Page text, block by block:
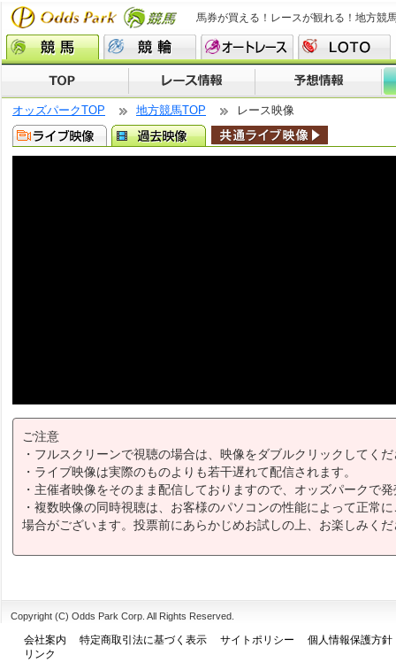
馬券が買える！レースが観れる！地方競
オッズパークTOP 地方競馬TOP レース映像
ご注意
・フルスクリーンで視聴の場合は、映像をダブルクリックしてく
・ライブ映像は実際のものよりも若干遅れて配信されます。
・主催者映像をそのまま配信しておりますので、オッズパークで
・複数映像の同時視聴は、お客様のパソコンの性能によって正常
場合がございます。投票前にあらかじめお試しの上、お楽しみく
Copyright (C) Odds Park Corp. All Rights Reserved.
会社案内 特定商取引法に基づく表示 サイトポリシー
個人情報保護方針
リンク